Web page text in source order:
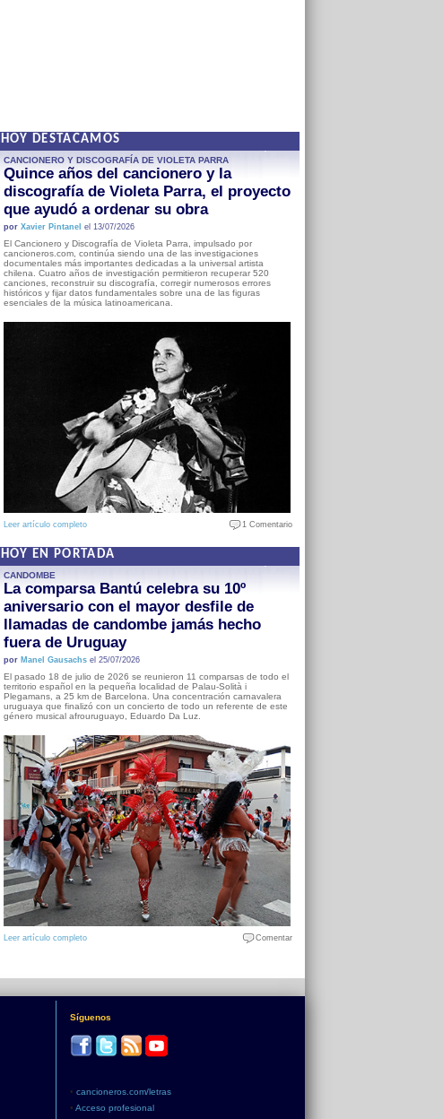
HOY DESTACAMOS
CANCIONERO Y DISCOGRAFÍA DE VIOLETA PARRA
Quince años del cancionero y la
discografía de Violeta Parra, el proyecto
que ayudó a ordenar su obra
por Xavier Pintanel el 13/07/2026
El Cancionero y Discografía de Violeta Parra, impulsado por
cancioneros.com, continúa siendo una de las investigaciones
documentales más importantes dedicadas a la universal artista
chilena. Cuatro años de investigación permitieron recuperar 520
canciones, reconstruir su discografía, corregir numerosos errores
históricos y fijar datos fundamentales sobre una de las figuras
esenciales de la música latinoamericana.
Leer artículo completo 1 Comentario
HOY EN PORTADA
CANDOMBE
La comparsa Bantú celebra su 10º
aniversario con el mayor desfile de
llamadas de candombe jamás hecho
fuera de Uruguay
por Manel Gausachsel 25/07/2026
El pasado 18 de julio de 2026 se reunieron 11 comparsas de todo el
territorio español en la pequeña localidad de Palau-Solità i
Plegamans, a 25 km de Barcelona. Una concentración carnavalera
uruguaya que finalizó con un concierto de todo un referente de este
género musical afrouruguayo, Eduardo Da Luz.
Leer artículo completo Comentar
Síguenos
• cancioneros.com/letras
• Acceso profesional